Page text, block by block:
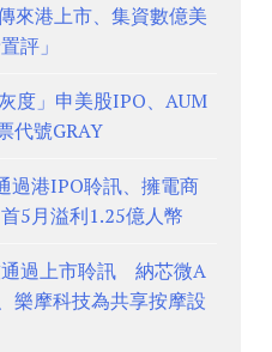
來港上市、集資數億美
評」
度」申美股IPO、AUM
代號GRAY
過港IPO聆訊、擁電商
5月溢利1.25億人幣
過上市聆訊 納芯微A
樂摩科技為共享按摩設